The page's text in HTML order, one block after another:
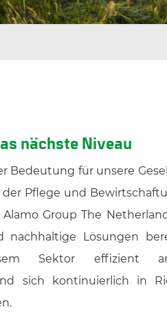
nächste Niveau
Bedeutung für unsere
Pflege und
Group The
nachhaltige Lösungen
Sektor effizient
sich kontinuierlich in